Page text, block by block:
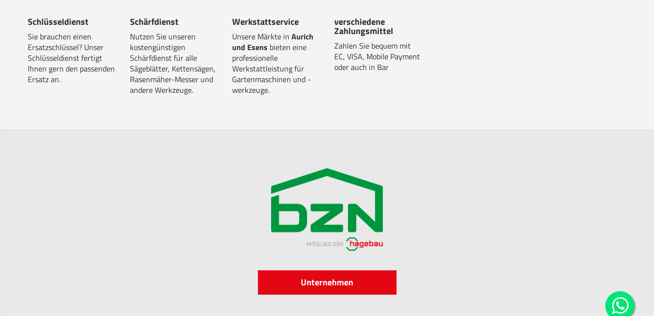
Schlüsseldienst
Sie brauchen einen
Ersatzschlüssel? Unser
Schlüsseldienst fertigt
Ihnen gern den passenden
Ersatz an.
Schärfdienst
Nutzen Sie unseren
kostengünstigen
Schärfdienst für alle
Sägeblätter, Kettensägen,
Rasenmäher-Messer und
andere Werkzeuge.
Werkstattservice
Unsere Märkte in Aurich
und Esens bieten eine
professionelle
Werkstattleistung für
Gartenmaschinen und -
werkzeuge.
verschiedene
Zahlungsmittel
Zahlen Sie bequem mit
EC, VISA, Mobile Payment
oder auch in Bar
Unternehmen